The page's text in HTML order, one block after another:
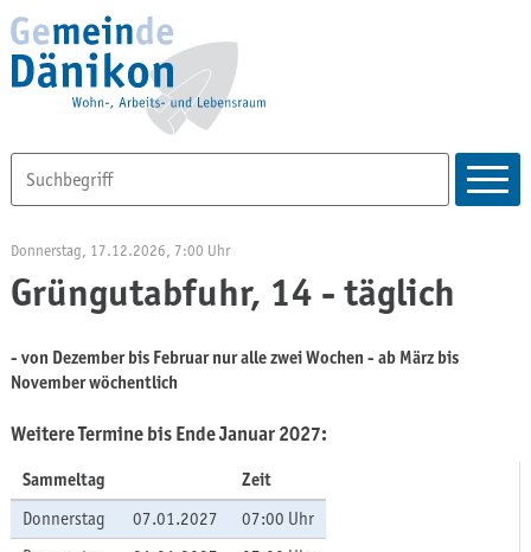
Grüngutabfuhr, 14 - täglich
Donnerstag, 17.12.2026 , 7:00 Uhr
- von Dezember bis Februar nur alle zwei Wochen - ab März bis
November wöchentlich
Weitere Termine bis Ende Januar 2027:
Sammeltag
Zeit
Donnerstag
07.01.2027
07:00 Uhr